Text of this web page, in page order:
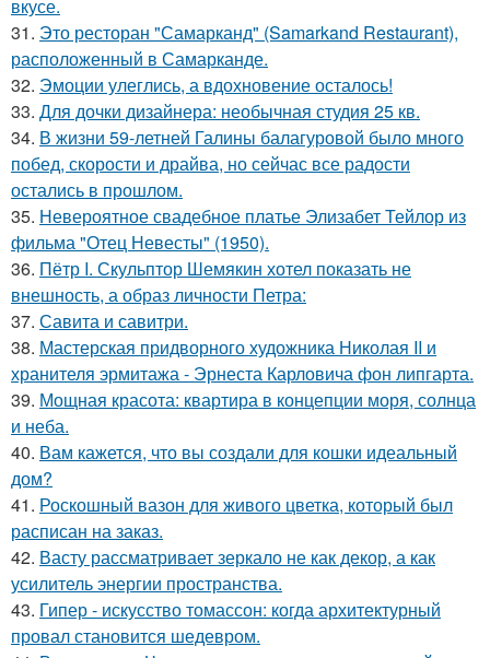
вкусе.
31. Это ресторан "Самарканд" (Samarkand Restaurant),
расположенный в Самарканде.
32. Эмоции улеглись, а вдохновение осталось!
33. Для дочки дизайнера: необычная студия 25 кв.
34. В жизни 59-летней Галины балагуровой было много
побед, скорости и драйва, но сейчас все радости
остались в прошлом.
35. Невероятное свадебное платье Элизабет Тейлор из
фильма "Отец Невесты" (1950).
36. Пётр I. Скульптор Шемякин хотел показать не
внешность, а образ личности Петра:
37. Савита и савитри.
38. Мастерская придворного художника Николая II и
хранителя эрмитажа - Эрнеста Карловича фон липгарта.
39. Мощная красота: квартира в концепции моря, солнца
и неба.
40. Вам кажется, что вы создали для кошки идеальный
дом?
41. Роскошный вазон для живого цветка, который был
расписан на заказ.
42. Васту рассматривает зеркало не как декор, а как
усилитель энергии пространства.
43. Гипер - искусство томассон: когда архитектурный
провал становится шедевром.